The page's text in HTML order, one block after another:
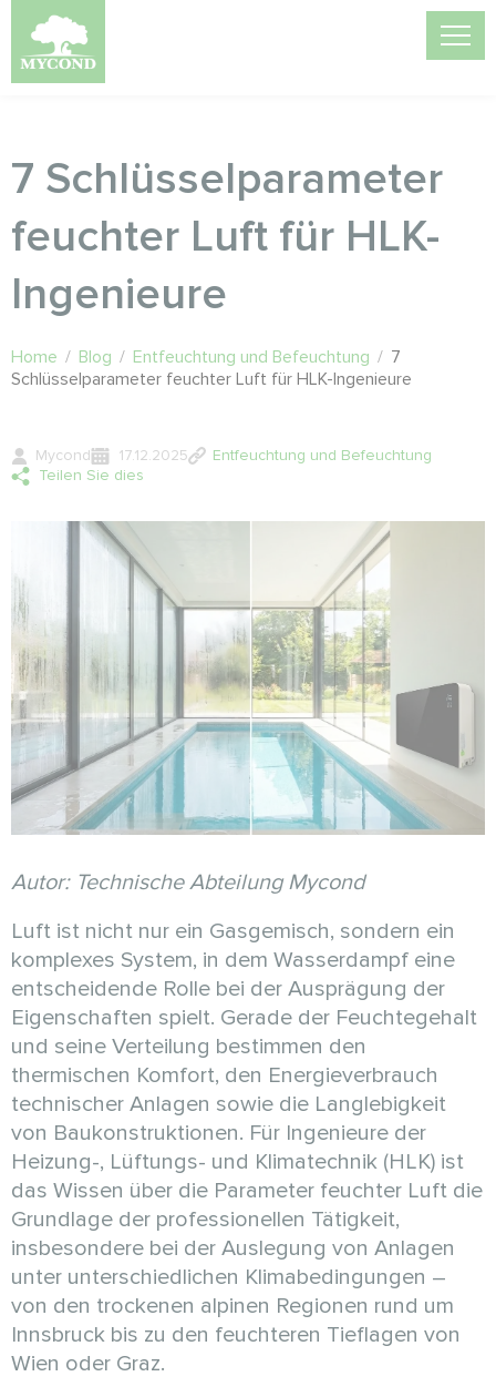
7 Schlüsselparameter
feuchter Luft für HLK-
Ingenieure
Home / Blog / Entfeuchtung und Befeuchtung / 7
Schlüsselparameter feuchter Luft für HLK-Ingenieure
Mycond 17.12.2025
Entfeuchtung und Befeuchtung
Teilen Sie dies
Autor: Technische Abteilung Mycond
Luft ist nicht nur ein Gasgemisch, sondern ein
komplexes System, in dem Wasserdampf eine
entscheidende Rolle bei der Ausprägung der
Eigenschaften spielt. Gerade der Feuchtegehalt
und seine Verteilung bestimmen den
thermischen Komfort, den Energieverbrauch
technischer Anlagen sowie die Langlebigkeit
von Baukonstruktionen. Für Ingenieure der
Heizung-, Lüftungs- und Klimatechnik (HLK) ist
das Wissen über die Parameter feuchter Luft die
Grundlage der professionellen Tätigkeit,
insbesondere bei der Auslegung von Anlagen
unter unterschiedlichen Klimabedingungen –
von den trockenen alpinen Regionen rund um
Innsbruck bis zu den feuchteren Tieflagen von
Wien oder Graz.